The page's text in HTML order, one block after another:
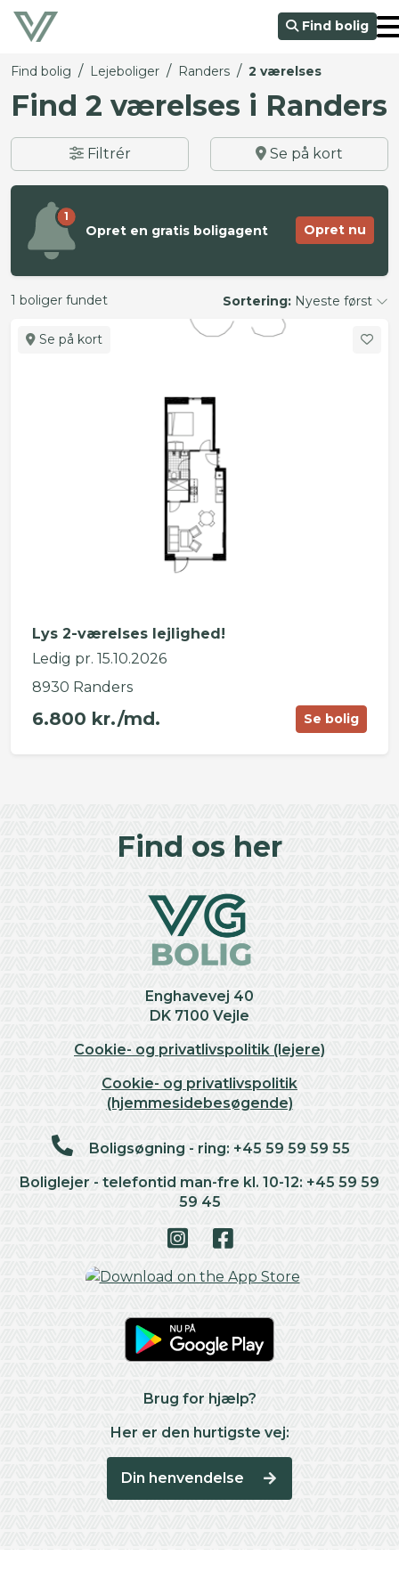
Find bolig
Find bolig / Lejeboliger / Randers / 2 værelses
Find 2 værelses i Randers
Filtrér Se på kort
1
Opret en gratis boligagent Opret nu
1 boliger fundet Sortering: Nyeste først
Se på kort
Lys 2-værelses lejlighed!
Ledig pr. 15.10.2026
8930 Randers
6.800 kr./md. Se bolig
Find os her
Enghavevej 40
DK 7100 Vejle
Cookie- og privatlivspolitik (lejere)
Cookie- og privatlivspolitik
(hjemmesidebesøgende)
Boligsøgning - ring: +45 59 59 59 55
Boliglejer - telefontid man-fre kl. 10-12: +45 59 59
59 45
Brug for hjælp?
Her er den hurtigste vej:
Din henvendelse